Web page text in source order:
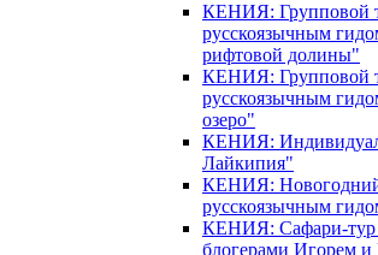
КЕНИЯ: Групповой
русскоязычным
рифтовой долины"
КЕНИЯ: Групповой
русскоязычным
озеро"
КЕНИЯ:
Лайкипия"
КЕНИЯ:
русскоязычным
КЕНИЯ: Сафари-тур
блогерами Игорем